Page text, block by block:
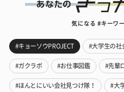
気になる #キーワ
#キョーソウPROJECT #大学生の社
#ガクラボ #お仕事図鑑 #先輩
#ほんとにいい会社見つけ隊！ #大